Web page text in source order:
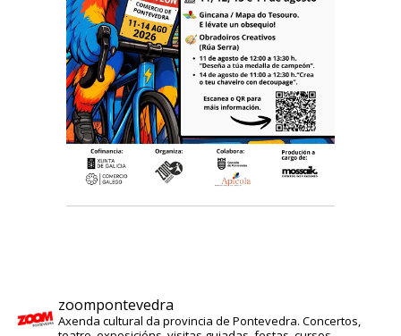
zoompontevedra
Axenda cultural da provincia de Pontevedra. Concertos,